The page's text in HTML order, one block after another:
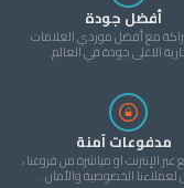
أفضل جودة
مع أفضل موردي العلامات
الاعلى جودة في العالم.
مدفوعات آمنة
الإنترنت او مباشرة من فروعنا ،
الخصوصية والأمان .